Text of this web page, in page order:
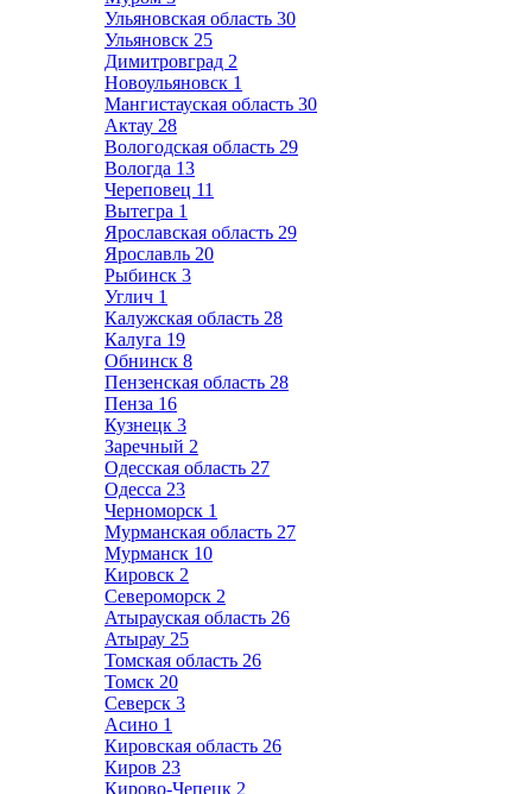
Ульяновская область 30
Ульяновск 25
Димитровград 2
Новоульяновск 1
Мангистауская область 30
Актау 28
Вологодская область 29
Вологда 13
Череповец 11
Вытегра 1
Ярославская область 29
Ярославль 20
Рыбинск 3
Углич 1
Калужская область 28
Калуга 19
Обнинск 8
Пензенская область 28
Пенза 16
Кузнецк 3
Заречный 2
Одесская область 27
Одесса 23
Черноморск 1
Мурманская область 27
Мурманск 10
Кировск 2
Североморск 2
Атырауская область 26
Атырау 25
Томская область 26
Томск 20
Северск 3
Асино 1
Кировская область 26
Киров 23
Кирово-Чепецк 2